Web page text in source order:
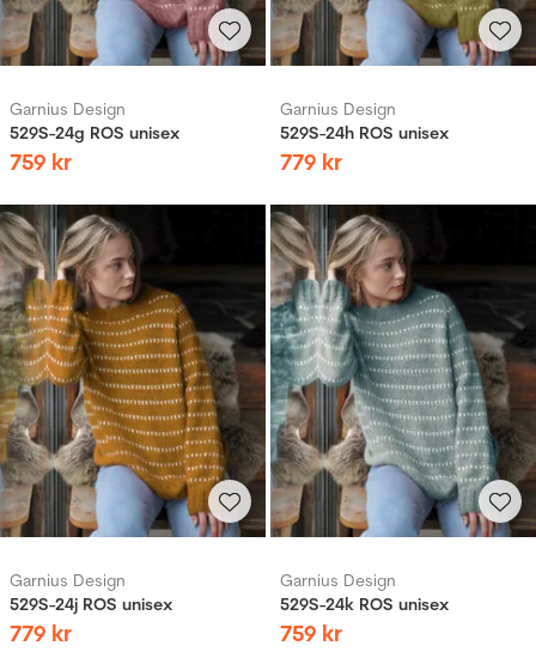
Garnius Design
529S-24g ROS unisex
759 kr
Garnius Design
529S-24h ROS unisex
779 kr
Garnius Design
529S-24j ROS unisex
779 kr
Garnius Design
529S-24k ROS unisex
759 kr